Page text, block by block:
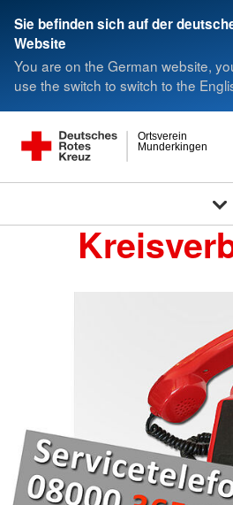
Sie befinden sich auf der
Website
You are on the German website,
use the switch to switch to the
Munderkingen
Ortsverein